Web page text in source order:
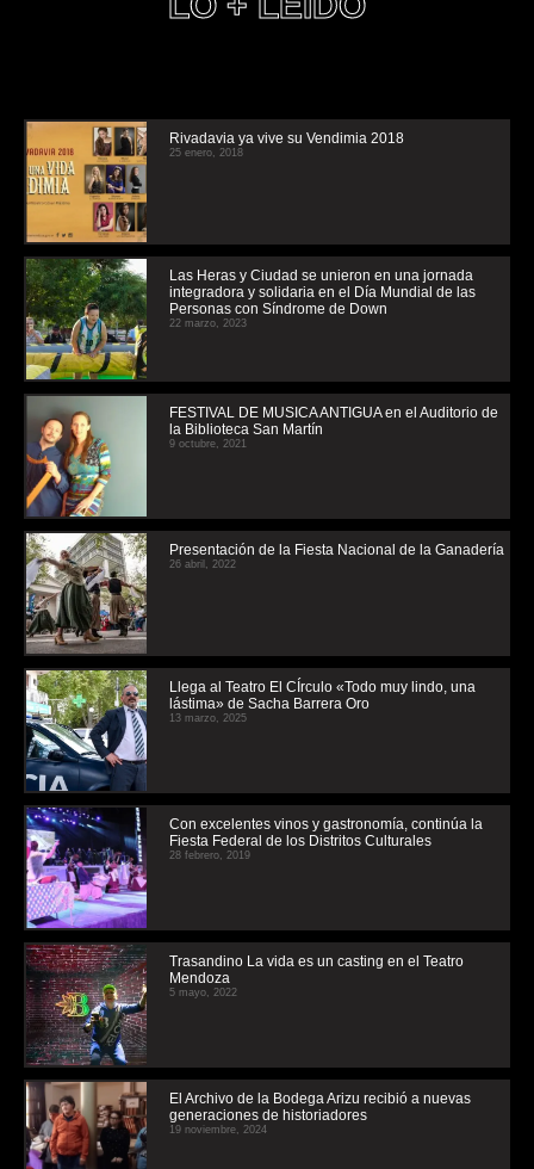
Rivadavia ya vive su Vendimia 2018
25 enero, 2018
Las Heras y Ciudad se unieron en una jornada
integradora y solidaria en el Día Mundial de las
Personas con Síndrome de Down
22 marzo, 2023
FESTIVAL DE MUSICA ANTIGUA en el Auditorio de
la Biblioteca San Martín
9 octubre, 2021
Presentación de la Fiesta Nacional de la Ganadería
26 abril, 2022
Llega al Teatro El CÍrculo «Todo muy lindo, una
lástima» de Sacha Barrera Oro
13 marzo, 2025
Con excelentes vinos y gastronomía, continúa la
Fiesta Federal de los Distritos Culturales
28 febrero, 2019
Trasandino La vida es un casting en el Teatro
Mendoza
5 mayo, 2022
El Archivo de la Bodega Arizu recibió a nuevas
generaciones de historiadores
19 noviembre, 2024